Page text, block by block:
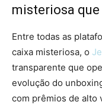
misteriosa
Entre todas as
caixa misteriosa, o
transparente que
evolução do
com prêmios de alto